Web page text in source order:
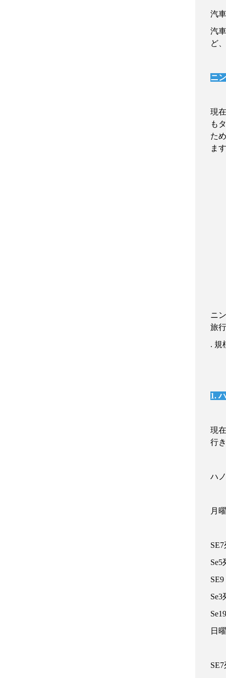
汽
汽
ど
ニ
現
も
た
ま
ニ
旅
. 規
1.
現
行
ハ
月
SE7
Se5
SE9
Se3
Se19
日
SE7